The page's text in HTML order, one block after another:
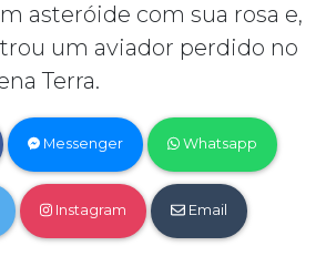
asteróide com sua rosa e,
um aviador perdido no
Terra.
Messenger Whatsapp
Instagram Email